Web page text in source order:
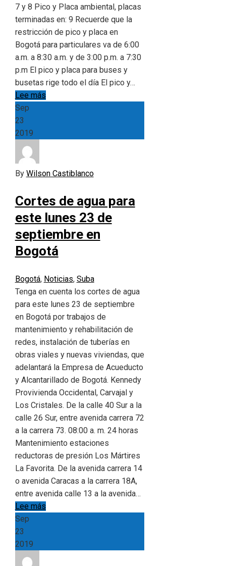
7 y 8 Pico y Placa ambiental, placas
terminadas en: 9 Recuerde que la
restricción de pico y placa en
Bogotá para particulares va de 6:00
a.m. a 8:30 a.m. y de 3:00 p.m. a 7:30
p.m El pico y placa para buses y
busetas rige todo el día El pico y…
Lee más
Sep
23
2019
By Wilson Castiblanco
Cortes de agua para
este lunes 23 de
septiembre en
Bogotá
Bogotá, Noticias, Suba
Tenga en cuenta los cortes de agua
para este lunes 23 de septiembre
en Bogotá por trabajos de
mantenimiento y rehabilitación de
redes, instalación de tuberías en
obras viales y nuevas viviendas, que
adelantará la Empresa de Acueducto
y Alcantarillado de Bogotá. Kennedy
Provivienda Occidental, Carvajal y
Los Cristales. De la calle 40 Sur a la
calle 26 Sur, entre avenida carrera 72
a la carrera 73. 08:00 a. m. 24 horas
Mantenimiento estaciones
reductoras de presión Los Mártires
La Favorita. De la avenida carrera 14
o avenida Caracas a la carrera 18A,
entre avenida calle 13 a la avenida…
Lee más
Sep
23
2019